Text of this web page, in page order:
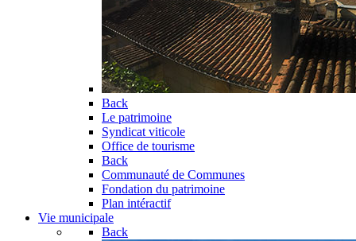
Back
Le patrimoine
Syndicat viticole
Office de tourisme
Back
Communauté de Communes
Fondation du patrimoine
Plan intéractif
Vie municipale
Back